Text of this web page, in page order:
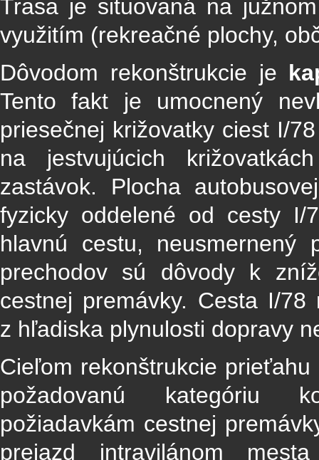
Trasa je situovaná na
využitím (rekreačné plochy,
Dôvodom rekonštrukcie je
Tento fakt je umocnený
priesečnej križovatky ciest I/
na jestvujúcich
zastávok. Plocha
fyzicky oddelené od cesty I/
hlavnú cestu, neusmernený
prechodov sú dôvody k
cestnej premávky. Cesta I/
z hľadiska plynulosti dopravy
Cieľom rekonštrukcie
požadovanú kategóriu
požiadavkám cestnej
prejazd intravilánom